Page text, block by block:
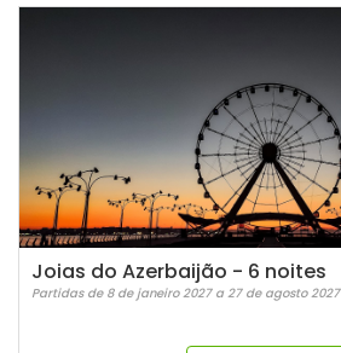
Joias do Azerbaijão - 6 noites
Partidas de 8 de janeiro 2027 a 27 de agosto 2027